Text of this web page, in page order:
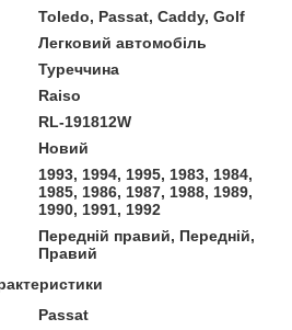
Toledo, Passat, Caddy, Golf
Легковий автомобіль
Туреччина
Raiso
RL-191812W
Новий
1993, 1994, 1995, 1983, 1984,
1985, 1986, 1987, 1988, 1989,
1990, 1991, 1992
Передній правий, Передній,
Правий
Passat